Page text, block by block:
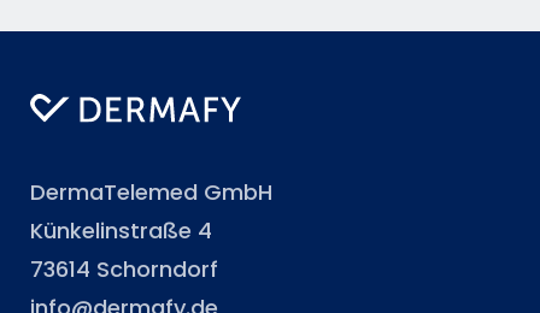
DermaTelemed GmbH
Künkelinstraße 4
73614 Schorndorf